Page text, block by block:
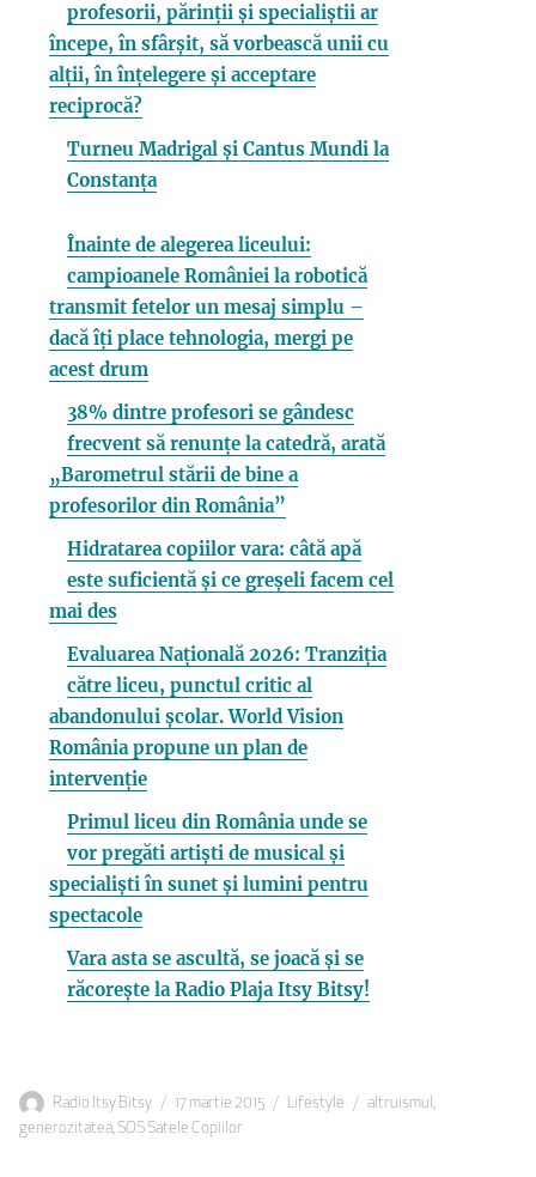
profesorii, părinții și specialiștii ar
începe, în sfârșit, să vorbească unii cu
alții, în înțelegere și acceptare
reciprocă?
Turneu Madrigal și Cantus Mundi la
Constanța
Înainte de alegerea liceului:
campioanele României la robotică
transmit fetelor un mesaj simplu –
dacă îți place tehnologia, mergi pe
acest drum
38% dintre profesori se gândesc
frecvent să renunțe la catedră, arată
„Barometrul stării de bine a
profesorilor din România”
Hidratarea copiilor vara: câtă apă
este suficientă și ce greșeli facem cel
mai des
Evaluarea Națională 2026: Tranziția
către liceu, punctul critic al
abandonului școlar. World Vision
România propune un plan de
intervenție
Primul liceu din România unde se
vor pregăti artiști de musical și
specialiști în sunet și lumini pentru
spectacole
Vara asta se ascultă, se joacă și se
răcorește la Radio Plaja Itsy Bitsy!
Autor
Radio Itsy Bitsy
Publicat
pe
17 martie 2015 Categorii
Lifestyle Etichete
altruismul ,
generozitatea,SOS Satele Copiilor